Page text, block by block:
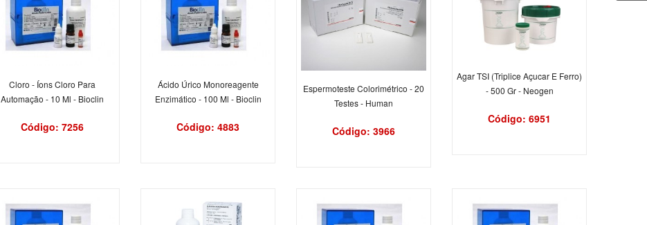
Cloro - Íons Cloro Para
Automação - 10 Ml - Bioclin
Código: 7256
Ácido Úrico Monoreagente
Enzimático - 100 Ml - Bioclin
Código: 4883
Espermoteste Colorimétrico - 20
Testes - Human
Código: 3966
Agar TSI (Triplice Açucar E Ferro)
- 500 Gr - Neogen
Código: 6951